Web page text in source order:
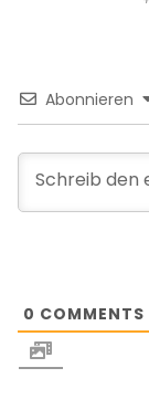
Abonnieren
0 COMMENTS